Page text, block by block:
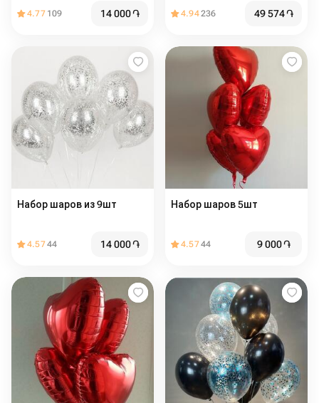
4.77 109 14 000֏ 4.94236 49 574֏
Набор шаров из 9шт
4.5744 14 000֏
Набор шаров 5шт
4.5744 9 000֏